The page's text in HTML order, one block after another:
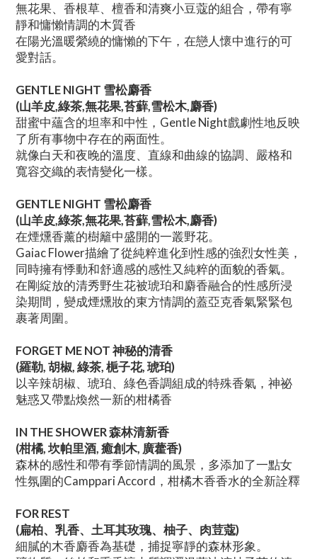
無花果、香根草、檀香和清爽小豆蔻的組合，帶有寧
靜和慵懶情調的木質香
在陽光溫暖縈繞的慵懶的下午，在戀人懷中進行的可
愛對話。
GENTLE NIGHT 雪松麝香
(山羊皮,綠茶,無花果,苔蘚,雪松木,麝香)
甜蜜中蘊含的坦率和中性，Gentle Night戲劇性地反映
了所有事物中存在的兩面性。
就像白天和夜晚的溫度、直線和曲線的協調、嚴格和
寬容交織的表情變化一樣。
GENTLE NIGHT 雪松麝香
(山羊皮,綠茶,無花果,苔蘚,雪松木,麝香)
在煙燻香薰的樹籬中盛開的一叢野花。
Gaiac Flower描繪了從純粹進化到性感的強烈女性美，
同時擁有悸動和舒適感的感性又純粹的面貌的香氣。
在剛綻放的清秀野生花被琥珀和麝香融合的性感所浸
染期間，變成煙燻妝的東方情調的蓋亞克香氣緊緊包
裹著周圍。
FORGET ME NOT 神秘的清香
(羅勒, 胡椒, 綠茶, 梔子花, 琥珀)
以辛辣胡椒、琥珀、綠色香調組成的特殊香氣，神祕
魅惑又帶點煥然一新的柑橘香
IN THE SHOWER 森林清新香
(柑橘, 坎帕里酒, 癒創木, 廣藿香)
森林的感性和帶有季節情調的風景，多添加了一點女
性氛圍的Camppari Accord，柑橘木香香水的全新詮釋
FOR REST
(扁柏、乳香、土耳其玫瑰、柚子、肉荳蔻)
細膩的木香麝香為基礎，捕捉寧靜的森林形象。